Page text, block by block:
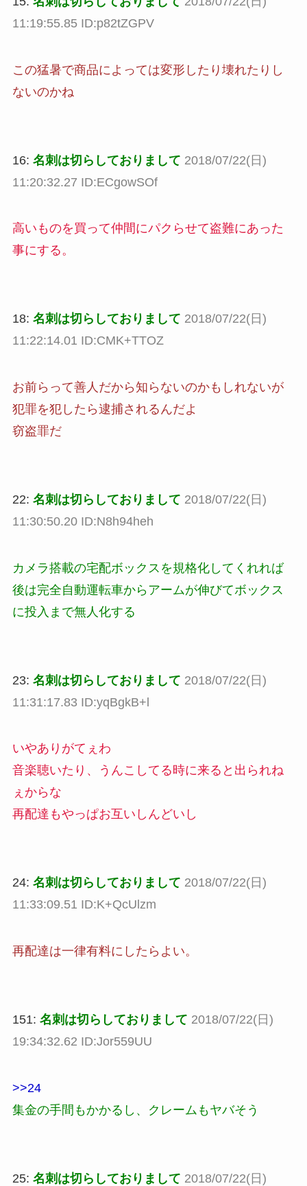
11:19:55.85 ID:p82tZGPV
この猛暑で商品によっては変形したり壊れたりし
ないのかね
16: 名刺は切らしておりまして 2018/07/22(日)
11:20:32.27 ID:ECgowSOf
高いものを買って仲間にパクらせて盗難にあった
事にする。
18: 名刺は切らしておりまして 2018/07/22(日)
11:22:14.01 ID:CMK+TTOZ
お前らって善人だから知らないのかもしれないが
犯罪を犯したら逮捕されるんだよ
窃盗罪だ
22: 名刺は切らしておりまして 2018/07/22(日)
11:30:50.20 ID:N8h94heh
カメラ搭載の宅配ボックスを規格化してくれれば
後は完全自動運転車からアームが伸びてボックス
に投入まで無人化する
23: 名刺は切らしておりまして 2018/07/22(日)
11:31:17.83 ID:yqBgkB+l
いやありがてぇわ
音楽聴いたり、うんこしてる時に来ると出られね
ぇからな
再配達もやっぱお互いしんどいし
24: 名刺は切らしておりまして 2018/07/22(日)
11:33:09.51 ID:K+QcUlzm
再配達は一律有料にしたらよい。
151: 名刺は切らしておりまして 2018/07/22(日)
19:34:32.62 ID:Jor559UU
>>24
集金の手間もかかるし、クレームもヤバそう
25: 名刺は切らしておりまして 2018/07/22(日)